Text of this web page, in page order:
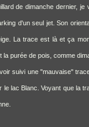
dedimanche dernier, je
d'un seul jet. Son
La trace est là et ça
la purée de pois, comme
suivi une "mauvaise"
le lac Blanc. Voyant que la